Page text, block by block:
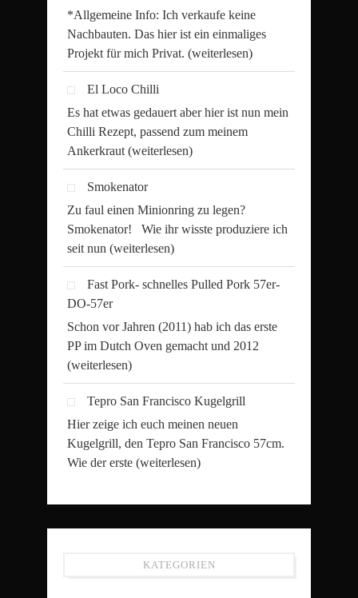
*Allgemeine Info: Ich verkaufe keine
Nachbauten. Das hier ist ein einmaliges
Projekt für mich Privat. (weiterlesen)
El Loco Chilli
Es hat etwas gedauert aber hier ist nun mein
Chilli Rezept, passend zum meinem
Ankerkraut (weiterlesen)
Smokenator
Zu faul einen Minionring zu legen?
Smokenator! Wie ihr wisste produziere ich
seit nun (weiterlesen)
Fast Pork- schnelles Pulled Pork 57er-
DO-57er
Schon vor Jahren (2011) hab ich das erste
PP im Dutch Oven gemacht und 2012
(weiterlesen)
Tepro San Francisco Kugelgrill
Hier zeige ich euch meinen neuen
Kugelgrill, den Tepro San Francisco 57cm.
Wie der erste (weiterlesen)
KATEGORIEN